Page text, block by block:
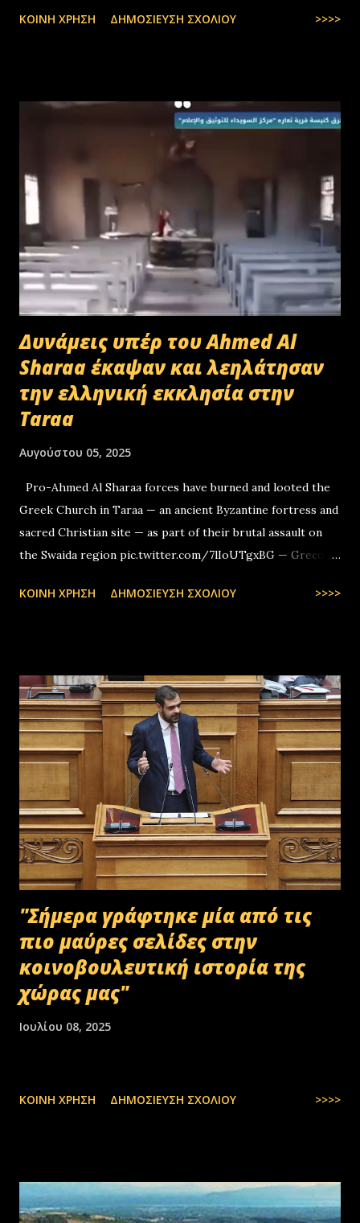
ΚΟΙΝΉ ΧΡΉΣΗ ΔΗΜΟΣΊΕΥΣΗ ΣΧΟΛΊΟΥ >>>>
Δυνάμεις υπέρ του Ahmed Al
Sharaa έκαψαν και λεηλάτησαν
την ελληνική εκκλησία στην
Taraa
Αυγούστου 05, 2025
Pro-Ahmed Al Sharaa forces have burned and looted the
Greek Church in Taraa — an ancient Byzantine fortress and
sacred Christian site — as part of their brutal assault on
the Swaida region pic.twitter.com/7lIoUTgxBG — Greco-
ΚΟΙΝΉ ΧΡΉΣΗ ΔΗΜΟΣΊΕΥΣΗ ΣΧΟΛΊΟΥ >>>>
"Σήμερα γράφτηκε μία από τις
πιο μαύρες σελίδες στην
κοινοβουλευτική ιστορία της
χώρας μας"
Ιουλίου 08, 2025
ΚΟΙΝΉ ΧΡΉΣΗ ΔΗΜΟΣΊΕΥΣΗ ΣΧΟΛΊΟΥ >>>>